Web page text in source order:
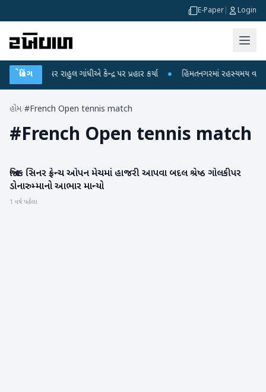
E-Paper Login
બ્રેકિંગ
આરોપો પર રાહુલ ગાંધીએ કેન્દ્ર પર પ્રહાર કર્યા ● હિંમતનગરમાં રહસ્યમય વાયરસ કે
હોમ/#French Open tennis match
#French Open tennis match
રમતગમત
જાનિક સિનર ફ્રેન્ચ ઓપન મેચમાં હાજરી આપવા બદલ શ્રેષ્ઠ ગોલકીપર
ડોનારુમ્માનો આભાર માન્યો
1 વર્ષ પહેલા